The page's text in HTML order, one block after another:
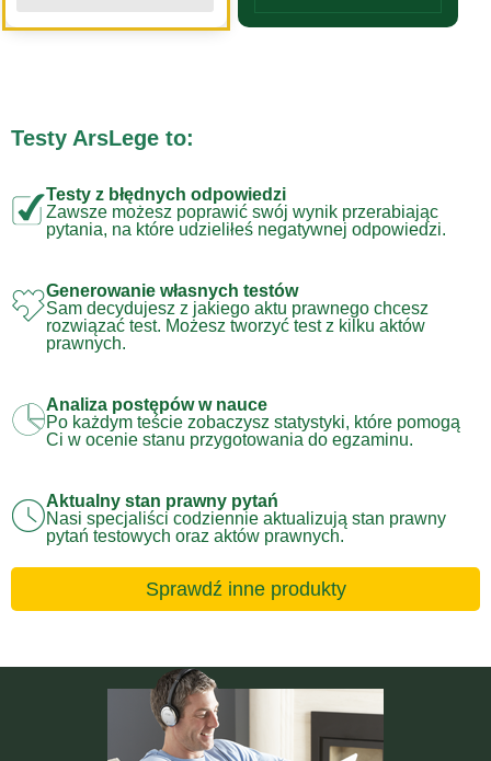
Testy ArsLege to:
Testy z błędnych odpowiedzi
Zawsze możesz poprawić swój wynik przerabiając
pytania, na które udzieliłeś negatywnej odpowiedzi.
Generowanie własnych testów
Sam decydujesz z jakiego aktu prawnego chcesz
rozwiązać test. Możesz tworzyć test z kilku aktów
prawnych.
Analiza postępów w nauce
Po każdym teście zobaczysz statystyki, które pomogą
Ci w ocenie stanu przygotowania do egzaminu.
Aktualny stan prawny pytań
Nasi specjaliści codziennie aktualizują stan prawny
pytań testowych oraz aktów prawnych.
Sprawdź inne produkty